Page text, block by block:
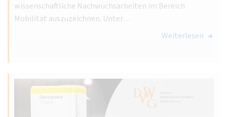
wissenschaftliche Nachwuchsarbeiten im Bereich
Mobilität auszuzeichnen. Unter…
Weiterlesen